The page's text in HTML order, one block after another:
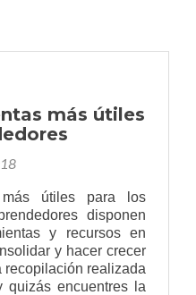
más útiles
más útiles para los
disponen
y recursos en
y hacer crecer
recopilación realizada
quizás encuentres la